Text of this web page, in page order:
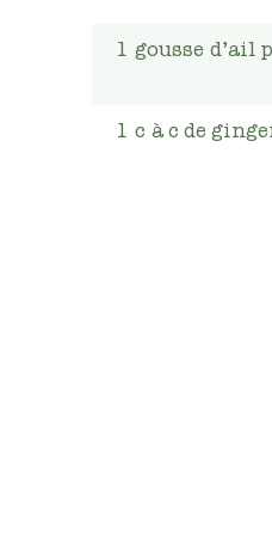
1 gousse d’ail
1 c à c de